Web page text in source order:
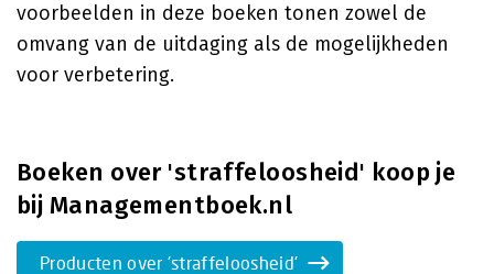
voorbeelden in deze boeken tonen zowel de
omvang van de uitdaging als de mogelijkheden
voor verbetering.
Boeken over 'straffeloosheid' koop je
bij Managementboek.nl
Producten over 'straffeloosheid'